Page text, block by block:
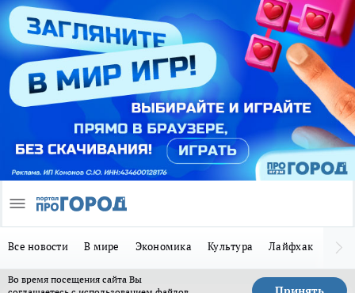
Все новости В мире Экономика Культура Лайфхак
Во время посещения сайта Вы